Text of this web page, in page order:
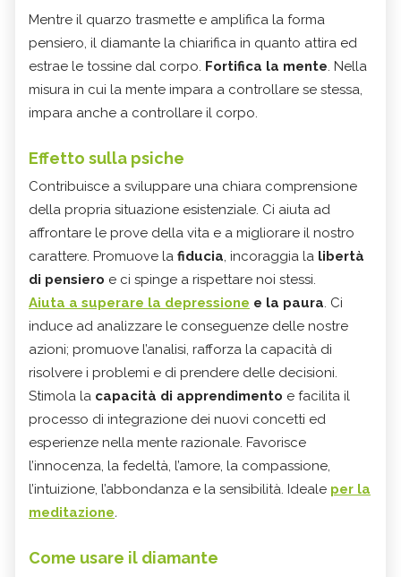
Mentre il quarzo trasmette e amplifica la forma
pensiero, il diamante la chiarifica in quanto attira ed
estrae le tossine dal corpo. Fortifica la mente. Nella
misura in cui la mente impara a controllare se stessa,
impara anche a controllare il corpo.
Effetto sulla psiche
Contribuisce a sviluppare una chiara comprensione
della propria situazione esistenziale. Ci aiuta ad
affrontare le prove della vita e a migliorare il nostro
carattere. Promuove la fiducia, incoraggia la libertà
di pensiero e ci spinge a rispettare noi stessi.
Aiuta a superare la depressione e la paura. Ci
induce ad analizzare le conseguenze delle nostre
azioni; promuove l’analisi, rafforza la capacità di
risolvere i problemi e di prendere delle decisioni.
Stimola la capacità di apprendimento e facilita il
processo di integrazione dei nuovi concetti ed
esperienze nella mente razionale. Favorisce
l’innocenza, la fedeltà, l’amore, la compassione,
l’intuizione, l’abbondanza e la sensibilità. Ideale per la
meditazione.
Come usare il diamante